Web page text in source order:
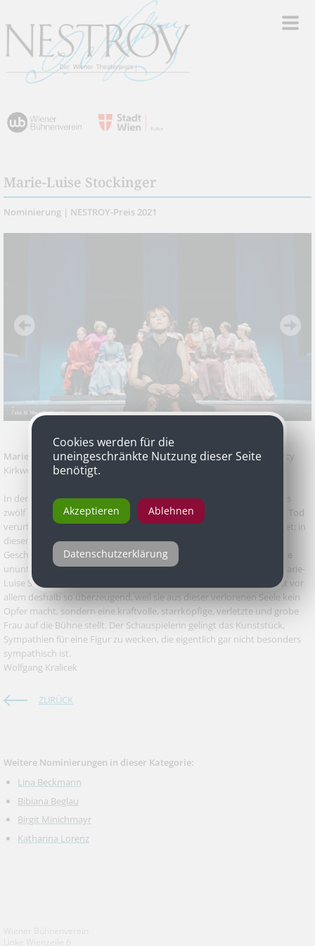
Marie-Luise Stockinger
Nominierung | NESTROY-Preis 2021
Marie-Luise Stockingerals Sally Poppy in „Das Himmelszelt“ von Lucy
Kirkwood, Burgtheater
In dem englischen Gerichtssaaldrama „Das Himmelszelt“ soll eine aus
zwölf Müttern bestehende „Matronenjury“ entscheiden, ob die zum Tod
verurteilte Mörderin Sally tatsächlich schwanger ist, wie sie behauptet; in
diesem Fall darf das Urteil nämlich nicht vollstreckt werden. Zwölf
Geschworene, eine Delinquentin: Unter den 13 Schauspielerinnen, die
ununterbrochen auf der Bühne des Burgtheaters sind, hinterlässt Marie-
Luise Stockinger als Sally den stärksten Eindruck. Ihre Darstellung ist vor
allem deshalb so überzeugend, weil sie aus dieser verlorenen Seele kein
Opfer macht, sondern eine kraftvolle, starrköpfige, verletzte und grobe
Frau auf die Bühne stellt. Der Schauspielerin gelingt das Kunststück,
Sympathien für eine Figur zu wecken, die eigentlich gar nicht besonders
sympathisch ist.
Wolfgang Kralicek
ZURÜCK
Weitere Nominierungen in dieser Kategorie:
Lina Beckmann
Bibiana Beglau
Birgit Minichmayr
Katharina Lorenz
Cookies werden für die
uneingeschränkte Nutzung dieser Seite
benötigt.
Akzeptieren Ablehnen
Datenschutzerklärung